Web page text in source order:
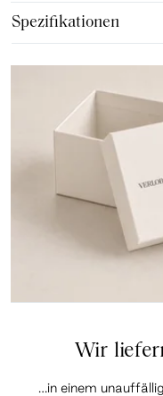
Spezifikationen
Wir
…in einem